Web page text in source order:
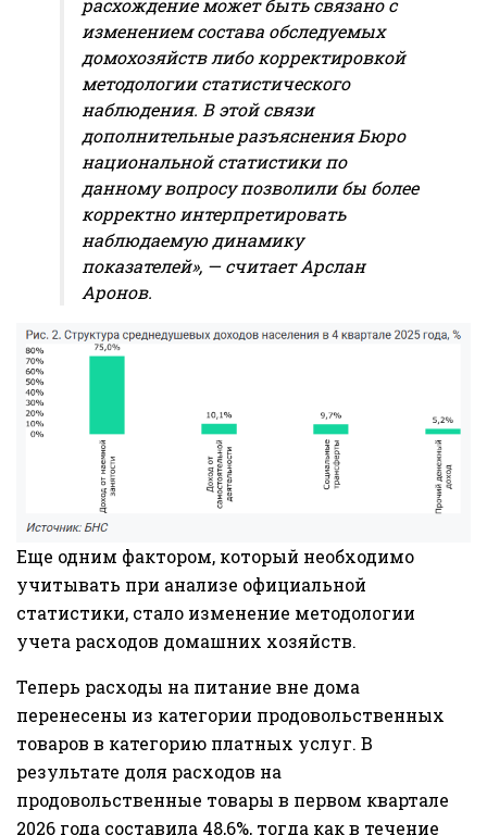
изменением состава обследуемых
домохозяйств либо корректировкой
методологии статистического
наблюдения. В этой связи
дополнительные разъяснения Бюро
национальной статистики по
данному вопросу позволили бы более
корректно интерпретировать
наблюдаемую динамику
показателей», — считает Арслан
Аронов.
Еще одним фактором, который необходимо
учитывать при анализе официальной
статистики, стало изменение методологии
учета расходов домашних хозяйств.
Теперь расходы на питание вне дома
перенесены из категории продовольственных
товаров в категорию платных услуг. В
результате доля расходов на
продовольственные товары в первом квартале
2026 года составила 48,6%, тогда как в течение